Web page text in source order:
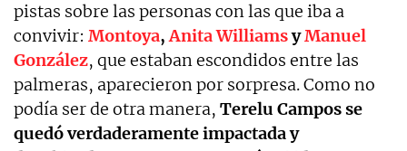
pistas sobre las personas con las que iba a
convivir: Montoya,Anita WilliamsyManuel
González, que estaban escondidos entre las
palmeras, aparecieron por sorpresa. Como no
podía ser de otra manera, Terelu Campos se
quedó verdaderamente impactada y